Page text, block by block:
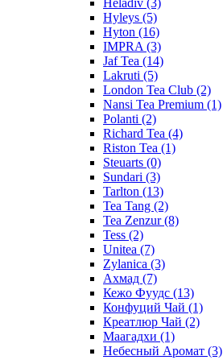
Hyleys (5)
Hyton (16)
IMPRA (3)
Jaf Tea (14)
Lakruti (5)
London Tea Club (2)
Nansi Tea Premium (1)
Polanti (2)
Richard Tea (4)
Riston Tea (1)
Steuarts (0)
Sundari (3)
Tarlton (13)
Tea Tang (2)
Tea Zenzur(8)
Tess (2)
Unitea (7)
Zylanica (3)
Ахмад (7)
Кежо Фуудс (13)
Конфуций Чай (1)
Креатлюр Чай (2)
Маагадхи (1)
Небесный Аромат (3)